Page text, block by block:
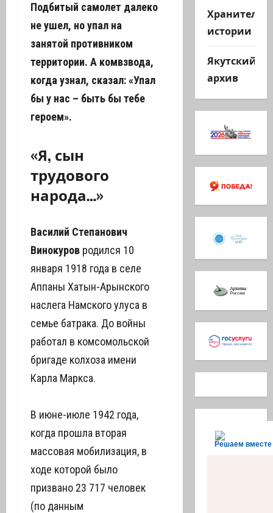
Подбитый самолет далеко
не ушел, но упал на
занятой противником
территории. А комвзвода,
когда узнал, сказал: «Упал
бы у нас – быть бы тебе
героем».
«Я, сын
трудового
народа…»
Василий Степанович
Винокуров родился 10
января 1918 года в селе
Аппаны Хатын-Арынского
наслега Намского улуса в
семье батрака. До войны
работал в комсомольской
бригаде колхоза имени
Карла Маркса.
В июне-июле 1942 года,
когда прошла вторая
массовая мобилизация, в
ходе которой было
призвано 23 717 человек
(по данным
Хранители
истории
Якутский
архив
Решаем вместе